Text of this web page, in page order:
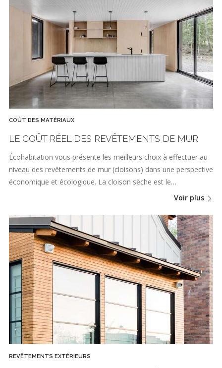
COÛT DES MATÉRIAUX
LE COÛT RÉEL DES REVÊTEMENTS DE MUR
Écohabitation vous présente les meilleurs choix à effectuer au
niveau des revêtements de mur (cloisons) dans une perspective
économique et écologique. La cloison sèche est le…
Voir plus
REVÊTEMENTS EXTÉRIEURS